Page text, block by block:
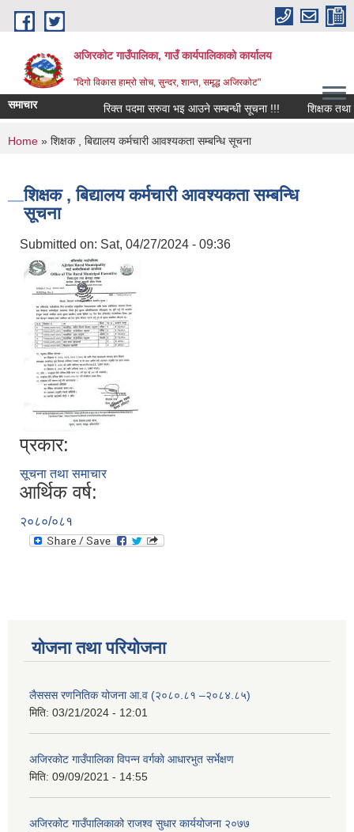
Skip to main content
अजिरकोट गाउँपालिका, गाउँ कार्यपालिकाको कार्यालय
"दिगो विकास हाम्रो सोच, सुन्दर, शान्त, समृद्ध अजिरकोट"
समाचार रिक्त पदमा सरुवा भइ आउने सम्बन्धी सूचना !!! शिक्षक तथा
You are here
Home » शिक्षक , बिद्यालय कर्मचारी आवश्यकता सम्बन्धि सूचना
शिक्षक , बिद्यालय कर्मचारी आवश्यकता सम्बन्धि
सूचना
Submitted on: Sat, 04/27/2024 - 09:36
प्रकार:
सूचना तथा समाचार
आर्थिक वर्ष:
२०८०/०८१
योजना तथा परियोजना
लैससस रणनितिक योजना आ.व (२०८०.८१ –२०८४.८५)
मिति: 03/21/2024 - 12:01
अजिरकाेट गाउँपालिका विपन्न वर्गकाे आधारभुत सर्भेक्षण
मिति: 09/09/2021 - 14:55
अजिरकोट गाउँपालिकाको राजश्व सुधार कार्ययोजना २०७७